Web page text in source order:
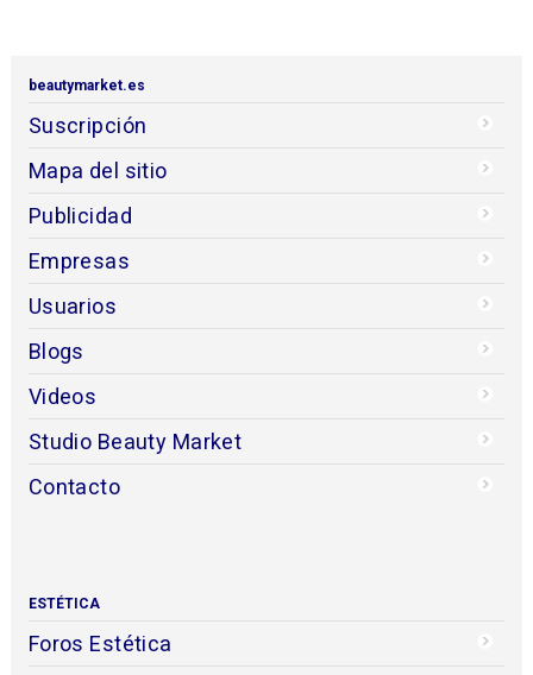
beautymarket.es
Suscripción
Mapa del sitio
Publicidad
Empresas
Usuarios
Blogs
Videos
Studio Beauty Market
Contacto
ESTÉTICA
Foros Estética